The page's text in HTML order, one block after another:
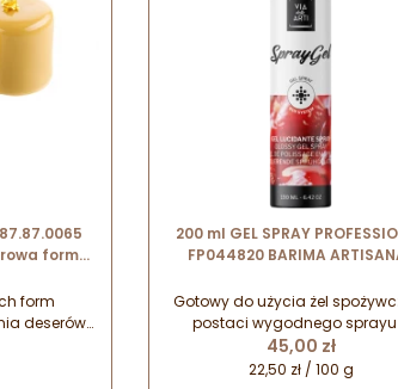
forma
form
deserów i
słodkim
200 ml GEL SPRAY
FP044820 BARIMA
sprayu
Gotowy do użycia żel
postaci wygodnego
idealny do zabezpieczania i
nadawania połysku
Cena
45,00 zł
22,50 zł / 100 g